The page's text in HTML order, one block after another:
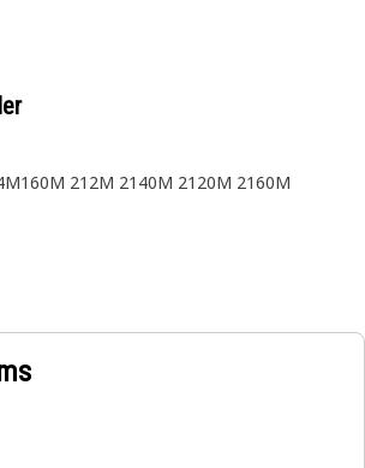
160M 212M 2140M 2120M 2160M